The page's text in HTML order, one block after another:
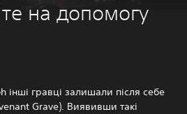
на допомогу
інші гравці залишали після себе
Grave). Виявивши такі